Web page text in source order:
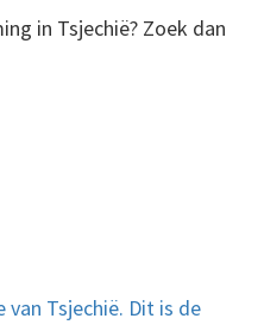
in Tsjechië? Zoek dan
Tsjechië. Dit is de